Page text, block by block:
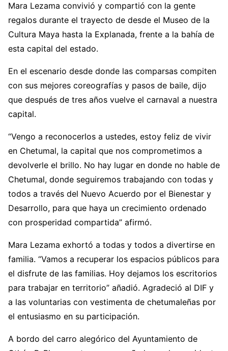
Mara Lezama convivió y compartió con la gente
regalos durante el trayecto de desde el Museo de la
Cultura Maya hasta la Explanada, frente a la bahía de
esta capital del estado.
En el escenario desde donde las comparsas compiten
con sus mejores coreografías y pasos de baile, dijo
que después de tres años vuelve el carnaval a nuestra
capital.
“Vengo a reconocerlos a ustedes, estoy feliz de vivir
en Chetumal, la capital que nos comprometimos a
devolverle el brillo. No hay lugar en donde no hable de
Chetumal, donde seguiremos trabajando con todas y
todos a través del Nuevo Acuerdo por el Bienestar y
Desarrollo, para que haya un crecimiento ordenado
con prosperidad compartida” afirmó.
Mara Lezama exhortó a todas y todos a divertirse en
familia. “Vamos a recuperar los espacios públicos para
el disfrute de las familias. Hoy dejamos los escritorios
para trabajar en territorio” añadió. Agradeció al DIF y
a las voluntarias con vestimenta de chetumaleñas por
el entusiasmo en su participación.
A bordo del carro alegórico del Ayuntamiento de